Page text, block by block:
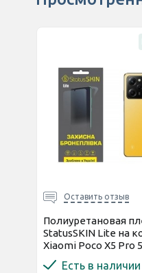
Оставить отзыв
Полиуретановая
StatusSKIN Lite на
Xiaomi Poco X5 Pro
Матовая
Есть в наличии